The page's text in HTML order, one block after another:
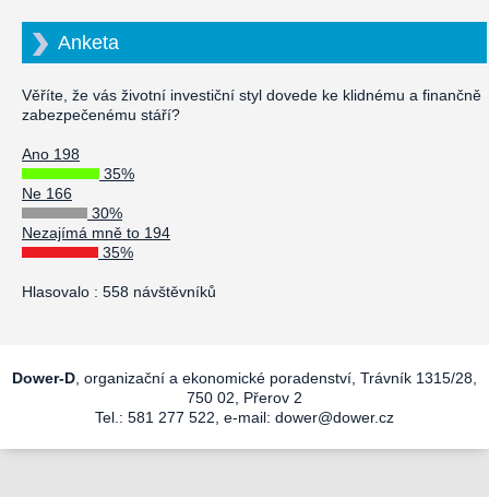
Anketa
Věříte, že vás životní investiční styl dovede ke klidnému a finančně
zabezpečenému stáří?
Ano 198
35%
Ne 166
30%
Nezajímá mně to 194
35%
Hlasovalo : 558 návštěvníků
Dower-D , organizační a ekonomické poradenství, Trávník 1315/28,
750 02, Přerov 2
Tel.: 581 277 522, e-mail: dower@dower.cz